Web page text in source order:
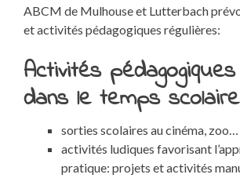
ABCM de Mulhouse et Lutterbach
et activités pédagogiques régulières:
Activités
dans le temps scolaire
sorties scolaires au cinéma, zoo…
activités ludiques favorisant
pratique: projets et activités